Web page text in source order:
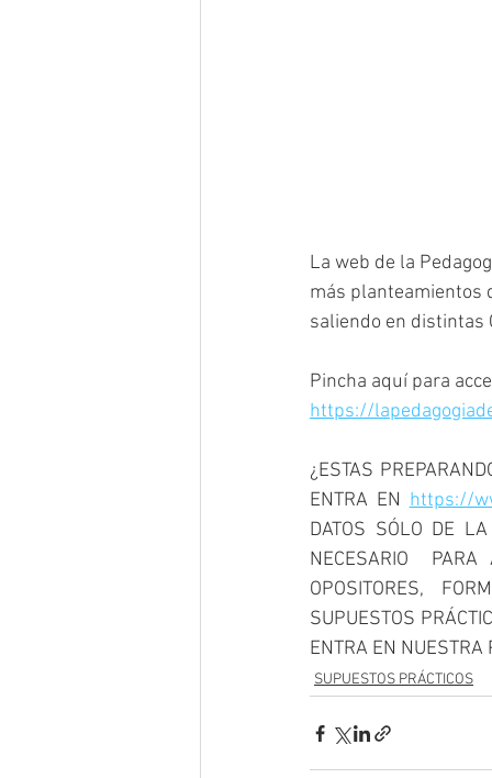
La web de la
más planteamientos
saliendo en distintas
Pincha aquí para
https://
¿ESTAS
ENTRA EN https://
DATOS SÓLO DE LA
NECESARIO  PARA
OPOSITORES,
SUPUESTOS
ENTRA EN NUESTRA
SUPUESTOS PRÁCTICOS